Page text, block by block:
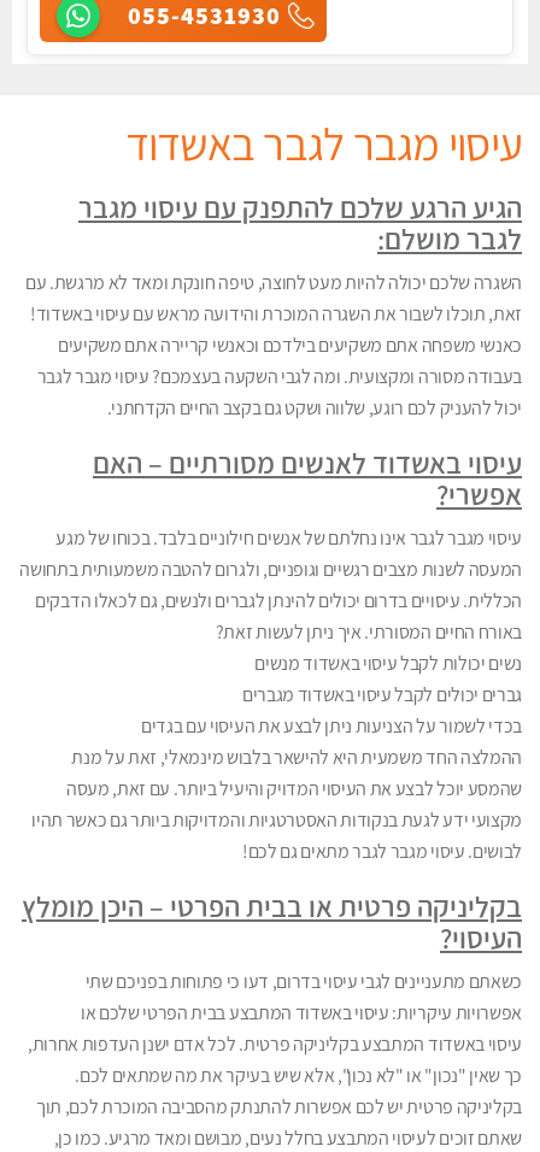
055-4531930
עיסוי מגבר לגבר באשדוד
הגיע הרגע שלכם להתפנק עם עיסוי מגבר
לגבר מושלם:
השגרה שלכם יכולה להיות מעט לחוצה, טיפה חונקת ומאד לא מרגשת. עם
זאת, תוכלו לשבור את השגרה המוכרת והידועה מראש עם עיסוי באשדוד!
כאנשי משפחה אתם משקיעים בילדכם וכאנשי קריירה אתם משקיעים
בעבודה מסורה ומקצועית. ומה לגבי השקעה בעצמכם? עיסוי מגבר לגבר
יכול להעניק לכם רוגע, שלווה ושקט גם בקצב החיים הקדחתני.
עיסוי באשדוד לאנשים מסורתיים – האם
אפשרי?
עיסוי מגבר לגבר אינו נחלתם של אנשים חילוניים בלבד. בכוחו של מגע
המעסה לשנות מצבים רגשיים וגופניים, ולגרום להטבה משמעותית בתחושה
הכללית. עיסויים בדרום יכולים להינתן לגברים ולנשים, גם לכאלו הדבקים
באורח החיים המסורתי. איך ניתן לעשות זאת?
נשים יכולות לקבל עיסוי באשדוד מנשים
גברים יכולים לקבל עיסוי באשדוד מגברים
בכדי לשמור על הצניעות ניתן לבצע את העיסוי עם בגדים
ההמלצה החד משמעית היא להישאר בלבוש מינמאלי, זאת על מנת
שהמסע יוכל לבצע את העיסוי המדויק והיעיל ביותר. עם זאת, מעסה
מקצועי ידע לגעת בנקודות האסטרטגיות והמדויקות ביותר גם כאשר תהיו
לבושים. עיסוי מגבר לגבר מתאים גם לכם!
בקליניקה פרטית או בבית הפרטי – היכן מומלץ
העיסוי?
כשאתם מתעניינים לגבי עיסוי בדרום, דעו כי פתוחות בפניכם שתי
אפשרויות עיקריות: עיסוי באשדוד המתבצע בבית הפרטי שלכם או
עיסוי באשדוד המתבצע בקליניקה פרטית. לכל אדם ישנן העדפות אחרות,
כך שאין "נכון" או "לא נכון", אלא שיש בעיקר את מה שמתאים לכם.
בקליניקה פרטית יש לכם אפשרות להתנתק מהסביבה המוכרת לכם, תוך
שאתם זוכים לעיסוי המתבצע בחלל נעים, מבושם ומאד מרגיע. כמו כן,